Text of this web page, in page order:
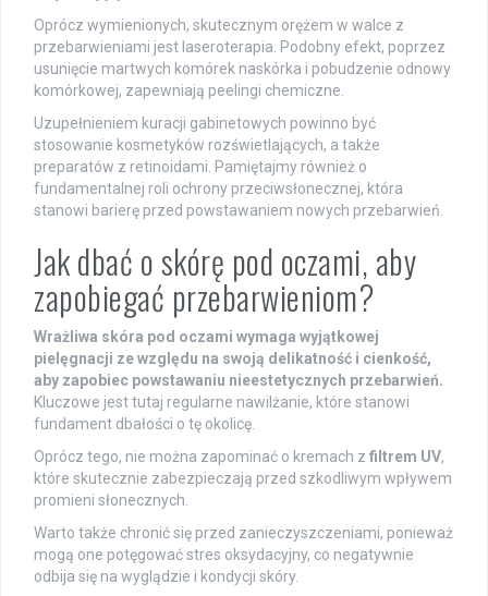
Oprócz wymienionych, skutecznym orężem w walce z
przebarwieniami jest laseroterapia. Podobny efekt, poprzez
usunięcie martwych komórek naskórka i pobudzenie odnowy
komórkowej, zapewniają peelingi chemiczne.
Uzupełnieniem kuracji gabinetowych powinno być
stosowanie kosmetyków rozświetlających, a także
preparatów z retinoidami. Pamiętajmy również o
fundamentalnej roli ochrony przeciwsłonecznej, która
stanowi barierę przed powstawaniem nowych przebarwień.
Jak dbać o skórę pod oczami, aby
zapobiegać przebarwieniom?
Wrażliwa skóra pod oczami wymaga wyjątkowej
pielęgnacji ze względu na swoją delikatność i cienkość,
aby zapobiec powstawaniu nieestetycznych przebarwień.
Kluczowe jest tutaj regularne nawilżanie, które stanowi
fundament dbałości o tę okolicę.
Oprócz tego, nie można zapominać o kremach z filtrem UV,
które skutecznie zabezpieczają przed szkodliwym wpływem
promieni słonecznych.
Warto także chronić się przed zanieczyszczeniami, ponieważ
mogą one potęgować stres oksydacyjny, co negatywnie
odbija się na wyglądzie i kondycji skóry.